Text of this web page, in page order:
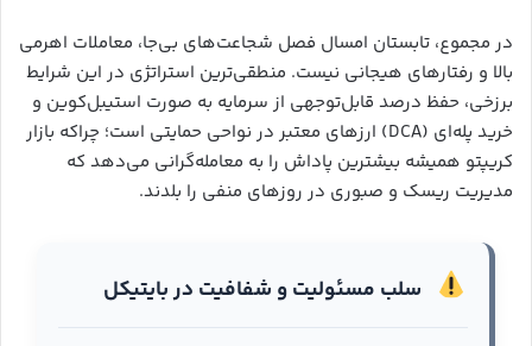
در مجموع، تابستان امسال فصل شجاعت‌های بی‌جا، معاملات اهرمی
بالا و رفتارهای هیجانی نیست. منطقی‌ترین استراتژی در این شرایط
برزخی، حفظ درصد قابل‌توجهی از سرمایه به صورت استیبل‌کوین و
خرید پله‌ای (DCA) ارزهای معتبر در نواحی حمایتی است؛ چراکه بازار
کریپتو همیشه بیشترین پاداش را به معامله‌گرانی می‌دهد که
مدیریت ریسک و صبوری در روزهای منفی را بلدند.
سلب مسئولیت و شفافیت در بایتیکل